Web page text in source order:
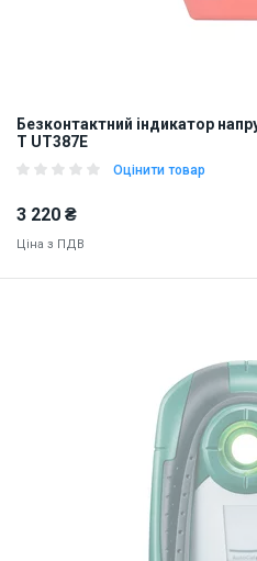
Безконтактний індикатор
T UT387E
Оцінити товар
3 220 ₴
Ціна з ПДВ